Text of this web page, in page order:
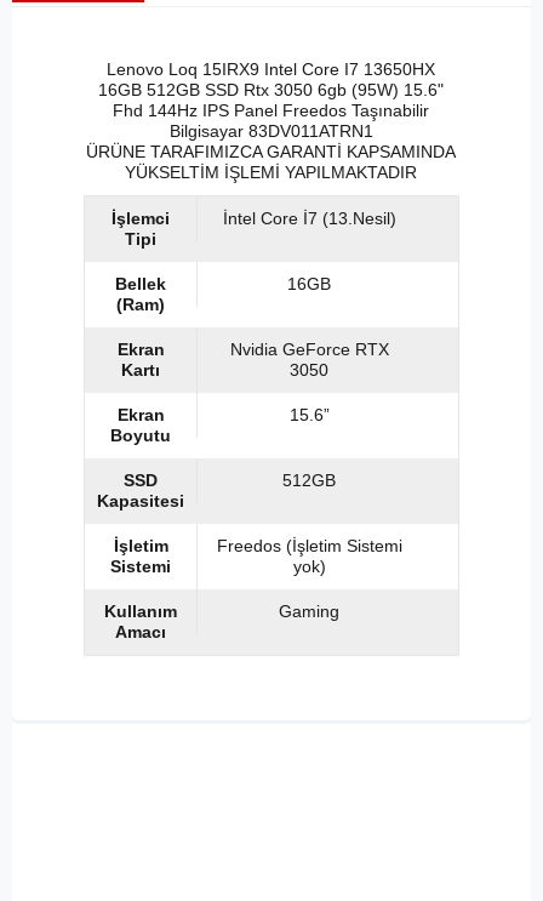
Lenovo Loq 15IRX9 Intel Core I7 13650HX
16GB 512GB SSD Rtx 3050 6gb (95W) 15.6"
Fhd 144Hz IPS Panel Freedos Taşınabilir
Bilgisayar 83DV011ATRN1
ÜRÜNE TARAFIMIZCA GARANTİ KAPSAMINDA
YÜKSELTİM İŞLEMİ YAPILMAKTADIR
İşlemci
Tipi
İntel Core İ7 (13.Nesil)
Bellek
(Ram)
16GB
Ekran
Kartı
Nvidia GeForce RTX
3050
Ekran
Boyutu
15.6”
SSD
Kapasitesi
512GB
İşletim
Sistemi
Freedos (İşletim Sistemi
yok)
Kullanım
Amacı
Gaming